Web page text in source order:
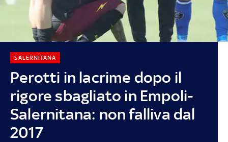
Perotti in lacrime dopo il
rigore sbagliato in Empoli-
Salernitana: non falliva dal
2017
SALERNITANA